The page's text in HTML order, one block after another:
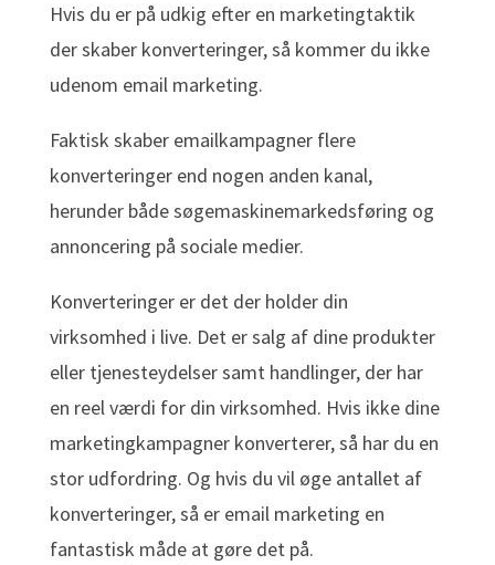
Hvis du er på udkig efter en marketingtaktik
der skaber konverteringer, så kommer du ikke
udenom email marketing.
Faktisk skaber emailkampagner flere
konverteringer end nogen anden kanal,
herunder både søgemaskinemarkedsføring og
annoncering på sociale medier.
Konverteringer er det der holder din
virksomhed i live. Det er salg af dine produkter
eller tjenesteydelser samt handlinger, der har
en reel værdi for din virksomhed. Hvis ikke dine
marketingkampagner konverterer, så har du en
stor udfordring. Og hvis du vil øge antallet af
konverteringer, så er email marketing en
fantastisk måde at gøre det på.